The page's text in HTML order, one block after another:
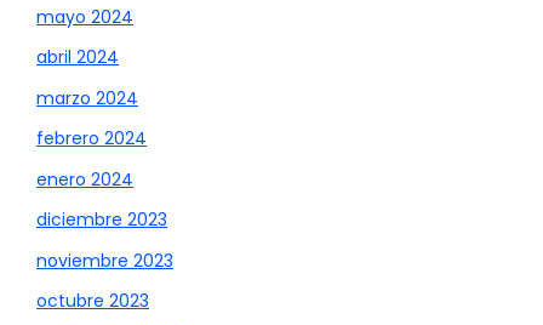
mayo 2024
abril 2024
marzo 2024
febrero 2024
enero 2024
diciembre 2023
noviembre 2023
octubre 2023